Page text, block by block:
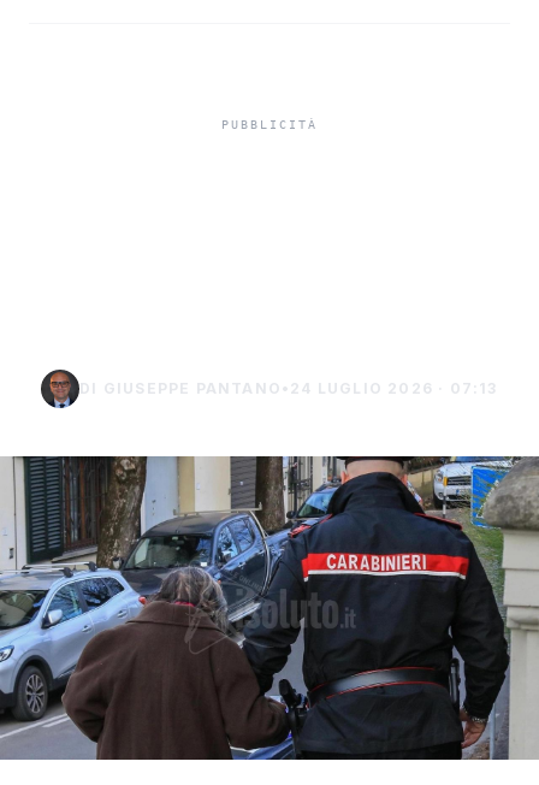
DI GIUSEPPE PANTANO • 24 LUGLIO 2026 · 07:13